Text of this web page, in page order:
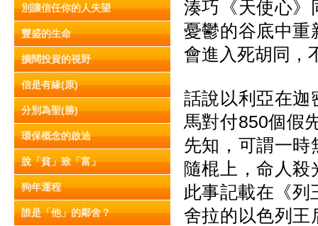
別讓信任你的人失望
豐盛的生命
擴闊投資的視野
信是有緣(原)
分別為聖(勝)
環保概念的啟迪
脫「貧」致「富」
狗年運程
誰是「他」的鄰舍？
湊巧《天使心》
憂鬱的谷底中重
會進入死胡同，
話說以利亞在迦
馬對付850個假
先知，可謂一時
隨棍上，命人
此事記載在《列
舍拉的以色列王